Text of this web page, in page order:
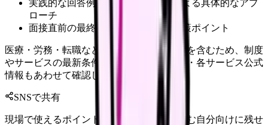
実践的な回答例とケーススタディによる具体的なアプ
ローチ
面接直前の最終チェックリストと対策ポイント
医療・労務・転職など判断に影響する内容を含むため、制度
やサービスの最新条件は公的機関・勤務先・各サービス公式
情報もあわせて確認してください。
SNSで共有
現場で使えるポイントを、同僚やあとで読む自分向けに残せ